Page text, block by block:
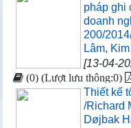
pháp ghi
doanh
200/
Lâm,
[13-04-
(0) (Lượt lưu thông:0)
Thiết kế
/Richard
Døjbak